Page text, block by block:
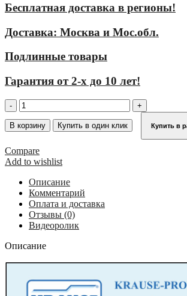
Бесплатная доставка в регионы!
Доставка: Москва и Мос.обл.
Подлинные товары
Гарантия от 2-х до 10 лет!
Количество
товара
Стеллажная
лестница
KRAUSE
Stabilo
8
ступ.
819437
В корзину Купить в один клик Купить в
Compare
Add to wishlist
Описание
Комментарий
Оплата и доставка
Отзывы (0)
Видеоролик
Описание